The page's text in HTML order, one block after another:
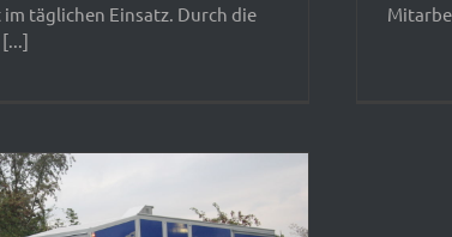
täglichen Einsatz. Durch die